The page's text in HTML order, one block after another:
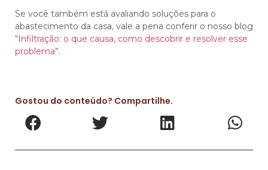
Se você também está avaliando soluções para o
abastecimento da casa, vale a pena conferir o nosso blog
“Infiltração: o que causa, como descobrir e resolver esse
problema”.
Gostou do conteúdo? Compartilhe.